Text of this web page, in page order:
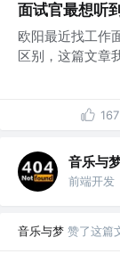
面试官最想听
欧阳最近找工作
区别，这篇文章
167
音乐与
前端开发
音乐与梦 赞了这篇